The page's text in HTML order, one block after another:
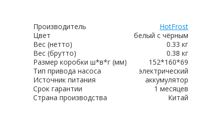
Производитель
HotFrost
Цвет
белый с чёрным
Вес (нетто)
0.33 кг
Вес (брутто)
0.38 кг
Размер коробки ш*в*г (мм)
152*160*69
Тип привода насоса
электрический
Источник питания
аккумулятор
Срок гарантии
1 месяцев
Страна производства
Китай